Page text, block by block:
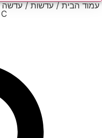
עמוד הבית/עדשות
C סיגמה